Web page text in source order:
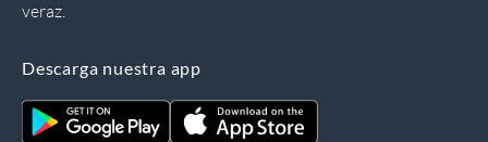
veraz.
Descarga nuestra app